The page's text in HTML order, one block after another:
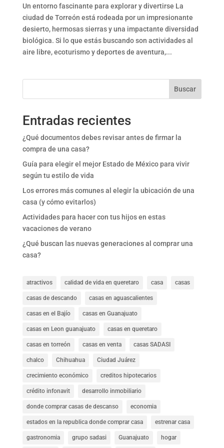
Un entorno fascinante para explorar y divertirse La
ciudad de Torreón está rodeada por un impresionante
desierto, hermosas sierras y una impactante diversidad
biológica. Si lo que estás buscando son actividades al
aire libre, ecoturismo y deportes de aventura,...
Buscar
Entradas recientes
¿Qué documentos debes revisar antes de firmar la
compra de una casa?
Guía para elegir el mejor Estado de México para vivir
según tu estilo de vida
Los errores más comunes al elegir la ubicación de una
casa (y cómo evitarlos)
Actividades para hacer con tus hijos en estas
vacaciones de verano
¿Qué buscan las nuevas generaciones al comprar una
casa?
atractivos calidad de vida en queretaro casa casas
casas de descando casas en aguascalientes
casas en el Bajío casas en Guanajuato
casas en Leon guanajuato casas en queretaro
casas en torreón casas en venta casas SADASI
chalco Chihuahua Ciudad Juárez
crecimiento económico creditos hipotecarios
crédito infonavit desarrollo inmobiliario
donde comprar casas de descanso economia
estados en la republica donde comprar casa estrenar casa
gastronomia grupo sadasi Guanajuato hogar